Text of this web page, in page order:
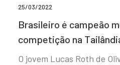
25/03/2022
Brasileiro é campeão
competição na
O jovem Lucas Roth de